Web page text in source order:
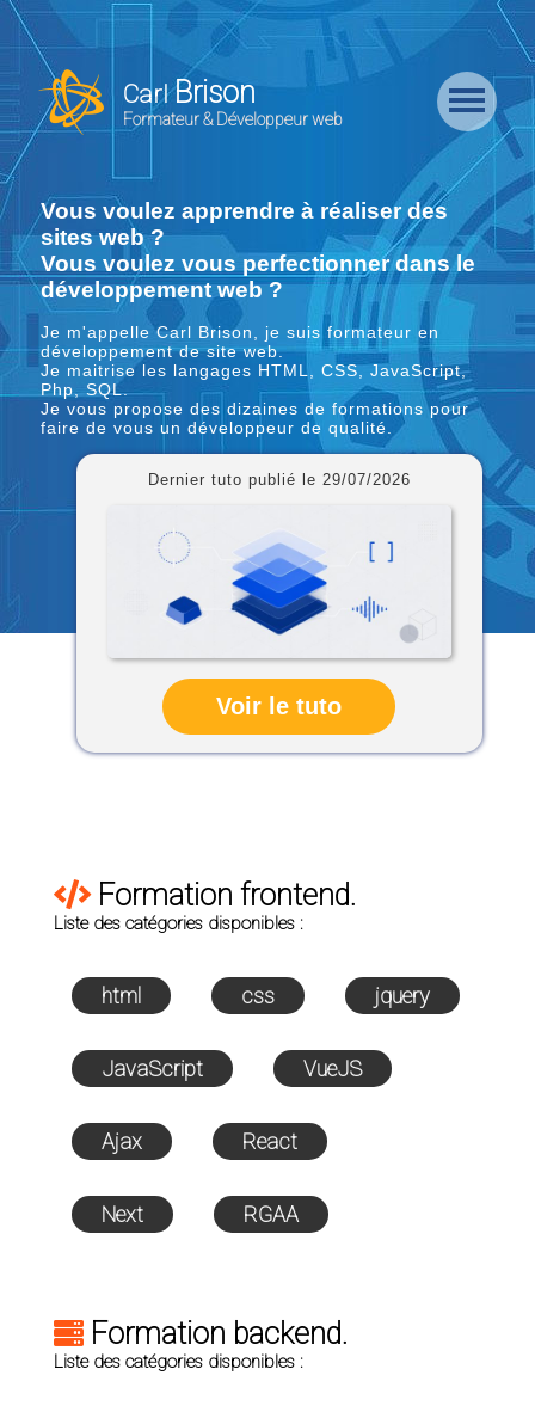
CarlBrison
Formateur & Développeur web
Retour
Accueil
Formation
Backend
Formation
CMS
Formation
Frontend
Formation
Logiciel
Liste des
Vous voulez apprendre à réaliser des
sites web ?
Vous voulez vous perfectionner dans le
développement web ?
Je m'appelle Carl Brison, je suis formateur en
développement de site web.
Je maitrise les langages HTML, CSS, JavaScript,
Php, SQL.
Je vous propose des dizaines de formations pour
faire de vous un développeur de qualité.
Dernier tuto publié le 29/07/2026
Voir le tuto
Formation frontend.
Liste des catégories disponibles :
html css jquery
JavaScript VueJS
Ajax React
Next RGAA
Formation backend.
Liste des catégories disponibles :